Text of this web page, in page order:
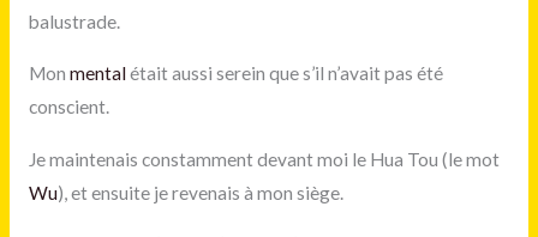
balustrade.
Mon mentalétait aussi serein que s’il n’avait pas été
conscient.
Je maintenais constamment devant moi le Hua Tou (le mot
Wu), et ensuite je revenais à mon siège.